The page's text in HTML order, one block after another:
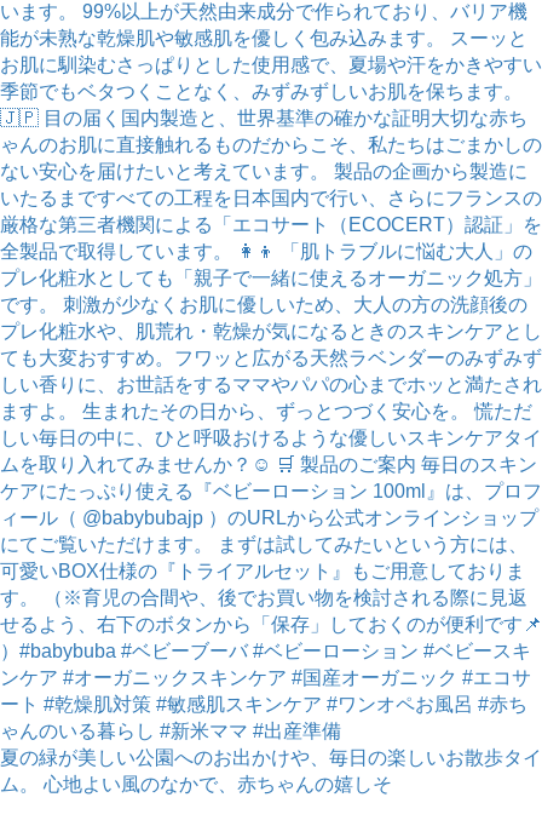
夏の緑が美しい公園へのお出かけや、毎日の楽しいお散歩タイ
ム。 心地よい風のなかで、赤ちゃんの嬉しそ